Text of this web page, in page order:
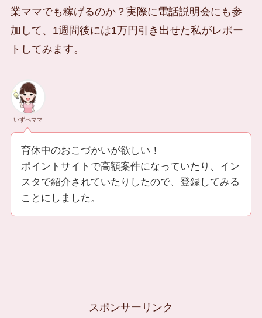
業ママでも稼げるのか？実際に電話説明会にも参
加して、1週間後には1万円引き出せた私がレポー
トしてみます。
いずべママ
育休中のおこづかいが欲しい！
ポイントサイトで高額案件になっていたり、イン
スタで紹介されていたりしたので、登録してみる
ことにしました。
スポンサーリンク